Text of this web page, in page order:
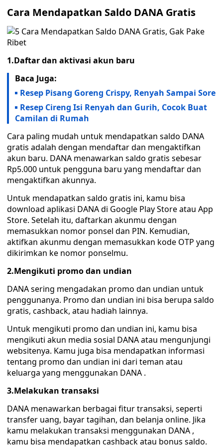
Cara Mendapatkan Saldo DANA Gratis
1.Daftar dan aktivasi akun baru
Baca Juga:
Resep Pisang Goreng Crispy, Renyah Sampai Sore
Resep Cireng Isi Renyah dan Gurih, Cocok Buat
Camilan di Rumah
Cara paling mudah untuk mendapatkan saldo DANA
gratis adalah dengan mendaftar dan mengaktifkan
akun baru. DANA menawarkan saldo gratis sebesar
Rp5.000 untuk pengguna baru yang mendaftar dan
mengaktifkan akunnya.
Untuk mendapatkan saldo gratis ini, kamu bisa
download aplikasi DANA di Google Play Store atau App
Store. Setelah itu, daftarkan akunmu dengan
memasukkan nomor ponsel dan PIN. Kemudian,
aktifkan akunmu dengan memasukkan kode OTP yang
dikirimkan ke nomor ponselmu.
2.Mengikuti promo dan undian
DANA sering mengadakan promo dan undian untuk
penggunanya. Promo dan undian ini bisa berupa saldo
gratis, cashback, atau hadiah lainnya.
Untuk mengikuti promo dan undian ini, kamu bisa
mengikuti akun media sosial DANA atau mengunjungi
websitenya. Kamu juga bisa mendapatkan informasi
tentang promo dan undian ini dari teman atau
keluarga yang menggunakan DANA .
3.Melakukan transaksi
DANA menawarkan berbagai fitur transaksi, seperti
transfer uang, bayar tagihan, dan belanja online. Jika
kamu melakukan transaksi menggunakan DANA ,
kamu bisa mendapatkan cashback atau bonus saldo.